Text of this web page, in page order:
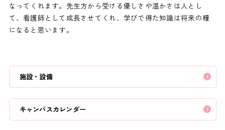
なってくれます。先生方から受ける優しさや温かさは人とし
て、看護師として成長させてくれ、学びで得た知識は将来の糧
になると思います。
施設・設備
キャンパスカレンダー